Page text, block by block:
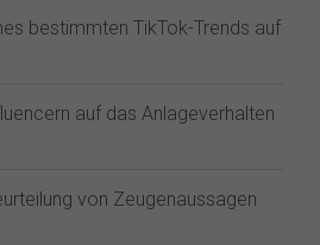
bestimmten TikTok-Trends auf
auf das Anlageverhalten
von Zeugenaussagen